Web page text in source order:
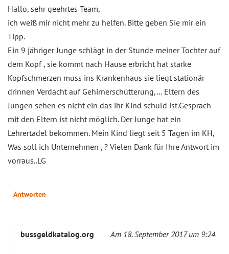
Hallo, sehr geehrtes Team,
ich weiß mir nicht mehr zu helfen. Bitte geben Sie mir ein
Tipp.
Ein 9 jähriger Junge schlägt in der Stunde meiner Tochter auf
dem Kopf , sie kommt nach Hause erbricht hat starke
Kopfschmerzen muss ins Krankenhaus sie liegt stationär
drinnen Verdacht auf Gehirnerschütterung,… Eltern des
Jungen sehen es nicht ein das ihr Kind schuld ist.Gespräch
mit den Eltern ist nicht möglich. Der Junge hat ein
Lehrertadel bekommen. Mein Kind liegt seit 5 Tagen im KH,
Was soll ich Unternehmen , ? Vielen Dank für Ihre Antwort im
vorraus..LG
Antworten
bussgeldkatalog.org Am 18. September 2017 um 9:24